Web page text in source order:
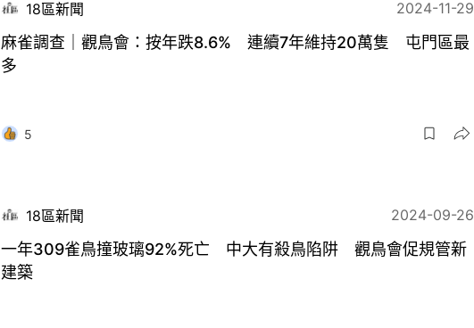
18區新聞 2024-11-29
麻雀調查｜觀鳥會：按年跌8.6% 連續7年維持20萬隻 屯門區最
多
5
18區新聞 2024-09-26
一年309雀鳥撞玻璃92%死亡 中大有殺鳥陷阱 觀鳥會促規管新
建築